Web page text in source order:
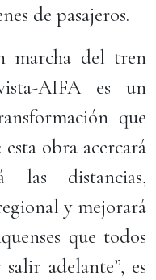
de pasajeros.
marcha del tren
AIFA es un
que
obra acercará
las distancias,
y mejorará
que todos
adelante”, es